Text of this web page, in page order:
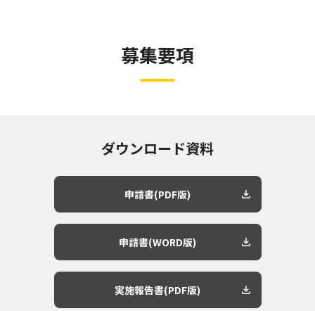
募集要項
ダウンロード資料
申請書(PDF版)
申請書(WORD版)
実施報告書(PDF版)